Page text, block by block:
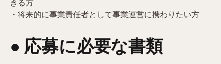
きる方
・将来的に事業責任者として事業運営に携わりたい方
● 応募に必要な書類